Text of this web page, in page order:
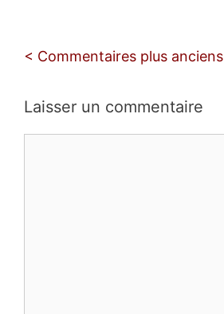
Navigation
commentaires
< Commentaires plus anciens
Laisser un commentaire